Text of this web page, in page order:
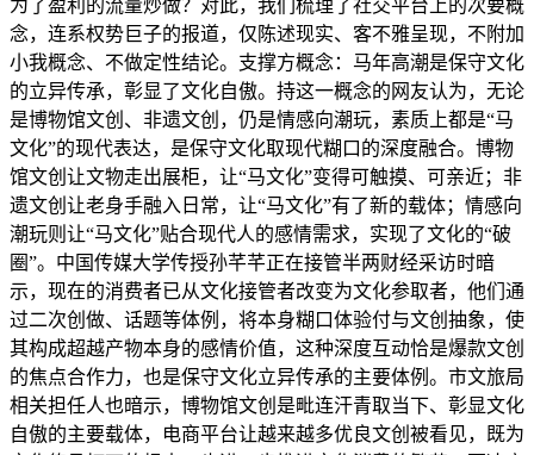
为了盈利的流量炒做？对此，我们梳理了社交平台上的次要概
念，连系权势巨子的报道，仅陈述现实、客不雅呈现，不附加
小我概念、不做定性结论。支撑方概念：马年高潮是保守文化
的立异传承，彰显了文化自傲。持这一概念的网友认为，无论
是博物馆文创、非遗文创，仍是情感向潮玩，素质上都是“马
文化”的现代表达，是保守文化取现代糊口的深度融合。博物
馆文创让文物走出展柜，让“马文化”变得可触摸、可亲近；非
遗文创让老身手融入日常，让“马文化”有了新的载体；情感向
潮玩则让“马文化”贴合现代人的感情需求，实现了文化的“破
圈”。中国传媒大学传授孙芊芊正在接管半两财经采访时暗
示，现在的消费者已从文化接管者改变为文化参取者，他们通
过二次创做、话题等体例，将本身糊口体验付与文创抽象，使
其构成超越产物本身的感情价值，这种深度互动恰是爆款文创
的焦点合作力，也是保守文化立异传承的主要体例。市文旅局
相关担任人也暗示，博物馆文创是毗连汗青取当下、彰显文化
自傲的主要载体，电商平台让越来越多优良文创被看见，既为